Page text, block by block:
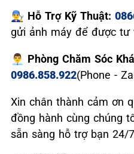
👨‍🔧 Hỗ Trợ Kỹ Thuật:
gửi ảnh máy để được tư
👨‍💼 Phòng Chăm Sóc
0986.858.922(Phone -
Xin chân thành cảm ơn
đồng hành cùng chúng
sẵn sàng hỗ trợ bạn 24/